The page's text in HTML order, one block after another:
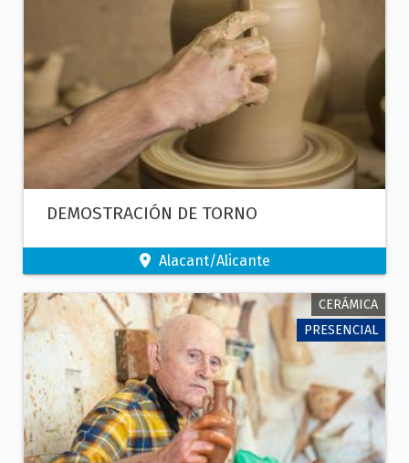
DEMOSTRACIÓN DE TORNO
Alacant/Alicante
CERÁMICA
PRESENCIAL